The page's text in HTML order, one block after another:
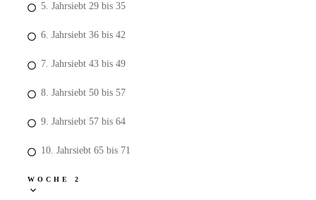
5. Jahrsiebt 29 bis 35
6. Jahrsiebt 36 bis 42
7. Jahrsiebt 43 bis 49
8. Jahrsiebt 50 bis 57
9. Jahrsiebt 57 bis 64
10. Jahrsiebt 65 bis 71
WOCHE 2